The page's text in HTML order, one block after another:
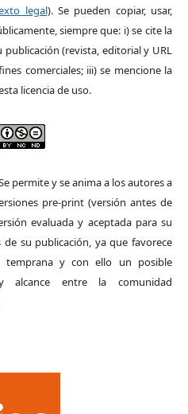
legal). Se pueden copiar, usar,
siempre que: i) se cite la
(revista, editorial y URL
comerciales; iii) se mencione la
licencia de uso.
permite y se anima a los autores a
pre-print (versión antes de
evaluada y aceptada para su
su publicación, ya que favorece
temprana y con ello un posible
entre la comunidad